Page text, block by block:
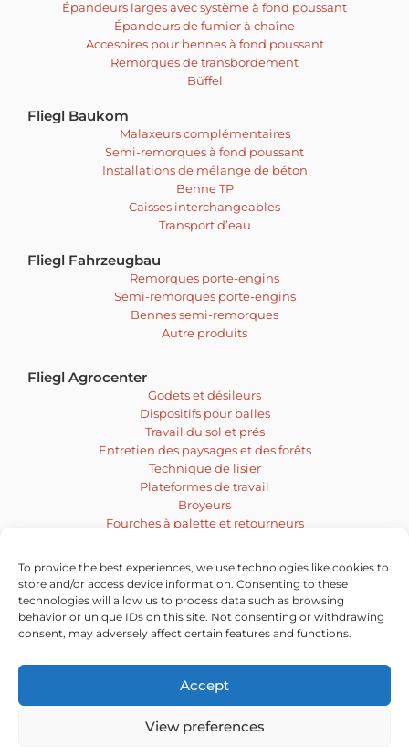
To provide the best experiences, we use technologies like cookies to
store and/or access device information. Consenting to these
technologies will allow us to process data such as browsing
behavior or unique IDs on this site. Not consenting or withdrawing
consent, may adversely affect certain features and functions.
Accept
View preferences
Épandeurs larges avec système à fond poussant
Épandeurs de fumier à chaîne
Accesoires pour bennes à fond poussant
Remorques de transbordement
Büffel
Fliegl Baukom
Malaxeurs complémentaires
Semi-remorques à fond poussant
Installations de mélange de béton
Benne TP
Caisses interchangeables
Transport d’eau
Fliegl Fahrzeugbau
Remorques porte-engins
Semi-remorques porte-engins
Bennes semi-remorques
Autre produits
Fliegl Agrocenter
Godets et désileurs
Dispositifs pour balles
Travail du sol et prés
Entretien des paysages et des forêts
Technique de lisier
Plateformes de travail
Broyeurs
Fourches à palette et retourneurs
Balayeuses
Technique d’affouragement et d’ensilage
Vacatures